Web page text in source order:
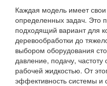
Каждая модель имеет
определенных задач. Это
подходящий вариант для
деревообработки до
выбором оборудования
давление, подачу,
рабочей жидкостью. От
эффективность системы и